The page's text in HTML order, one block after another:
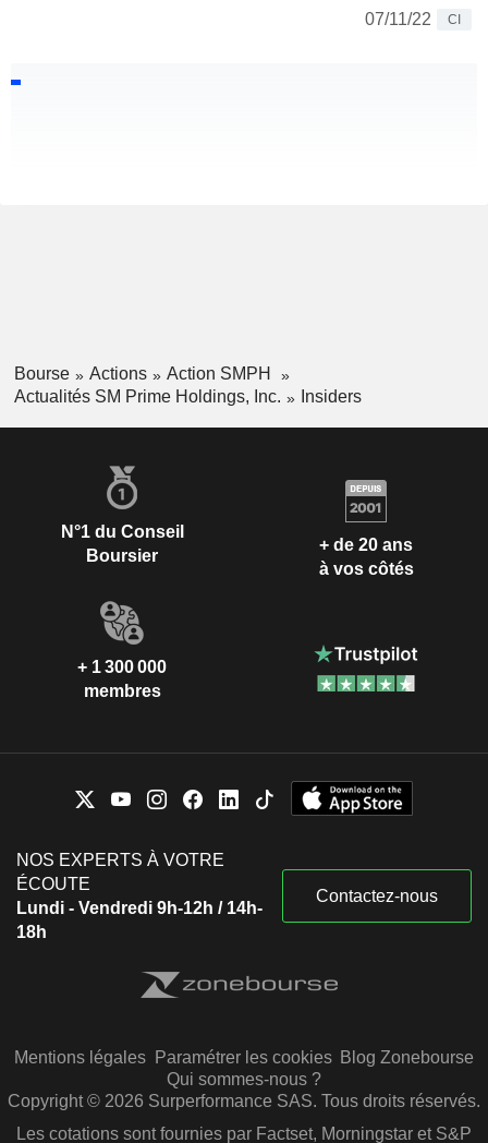
07/11/22
CI
Bourse Actions
Action SMPH
Actualités SM Prime Holdings, Inc.
Insiders
N°1 du Conseil
Boursier
+ de 20 ans
à vos côtés
+ 1 300 000
membres
NOS EXPERTS À VOTRE
ÉCOUTE
Lundi - Vendredi 9h-12h / 14h-
18h
Contactez-nous
Mentions légales Paramétrer les cookies Blog Zonebourse
Qui sommes-nous ?
Copyright © 2026 Surperformance SAS. Tous droits réservés.
Les cotations sont fournies par Factset, Morningstar et S&P